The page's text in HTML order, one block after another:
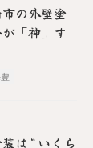
の外壁塗
「神」す
は“いくら